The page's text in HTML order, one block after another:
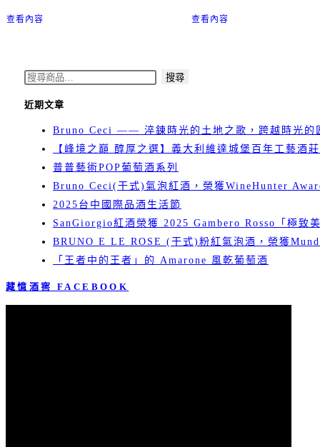
查看內容 查看內容
搜
搜尋
近期文章
Bruno Ceci —— 淬鍊時光的土地之歌，跨越時光的
【峰境之巔 醇厚之選】義大利維達城堡百年工藝酒
普普藝術POP葡萄酒系列
Bruno Ceci(干式)氣泡紅酒，榮獲WineHunter
2025台中國際品酒生活節
SanGiorgio紅酒榮獲 2025 Gambero Rosso「極致
BRUNO E LE ROSE (干式)粉紅氣泡酒，榮獲
「王者中的王者」的 Amarone 風乾葡萄酒
藏憶酒窖 FACEBOOK